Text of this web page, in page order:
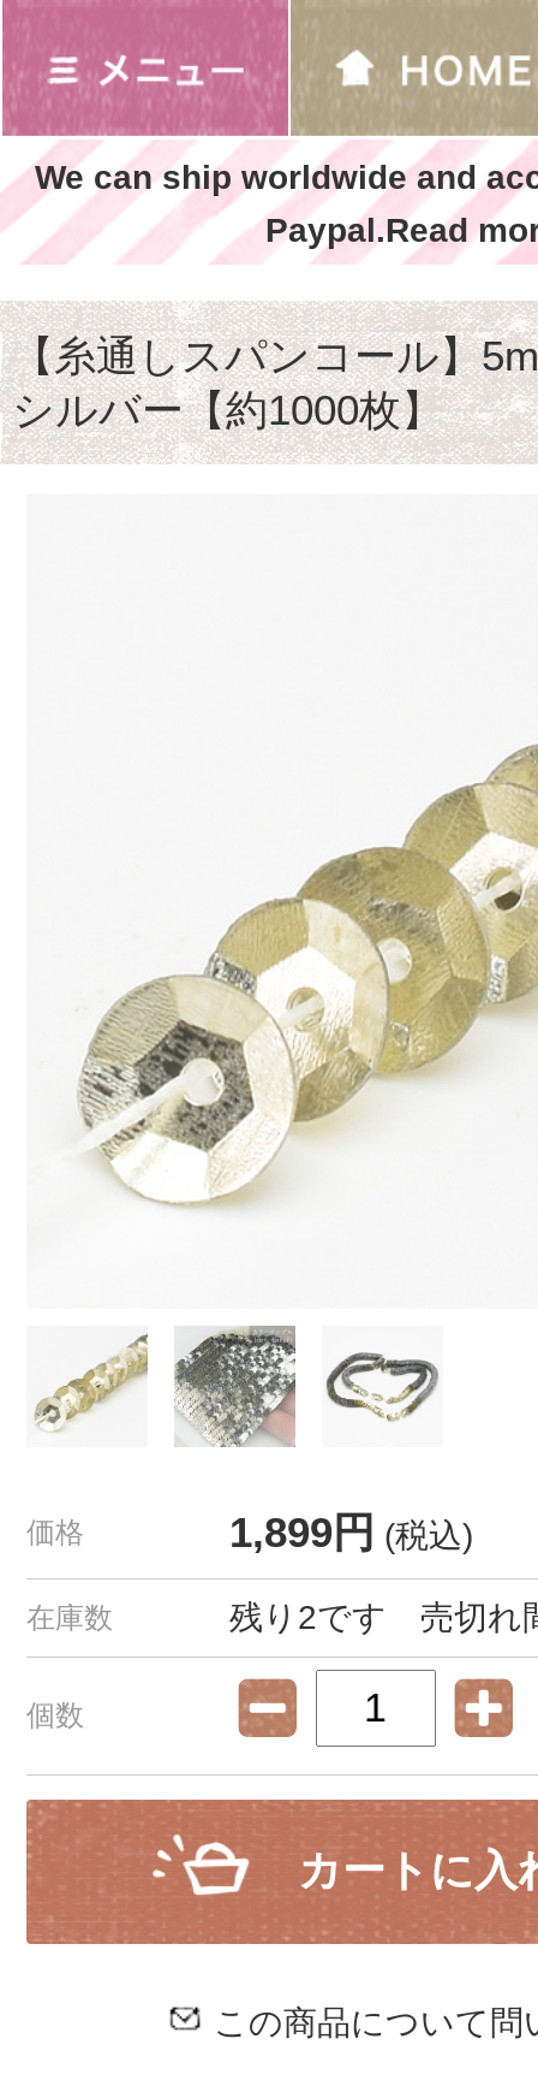
We can ship worldwide and
Paypal.Read
【糸通しスパンコール】
シルバー【約1000枚】
価格 1,899円 (税込)
在庫数 残り2です 売切れ
個数
カートに入
この商品について問